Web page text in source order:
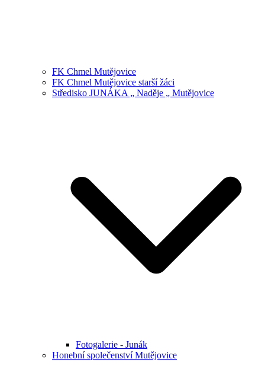
FK Chmel Mutějovice
FK Chmel Mutějovice starší žáci
Středisko JUNÁKA „ Naděje „ Mutějovice
Fotogalerie - Junák
Honební společenství Mutějovice